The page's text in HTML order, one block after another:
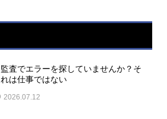
監査でエラーを探していませんか？そ
れは仕事ではない
2026.07.12